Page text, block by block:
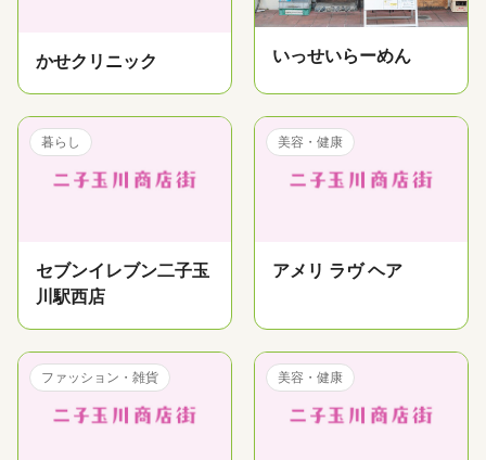
かせクリニック いっせいらーめん
暮らし
セブンイレブン二子玉
川駅西店
美容・健康
アメリ ラヴ ヘア
ファッション・雑貨 美容・健康